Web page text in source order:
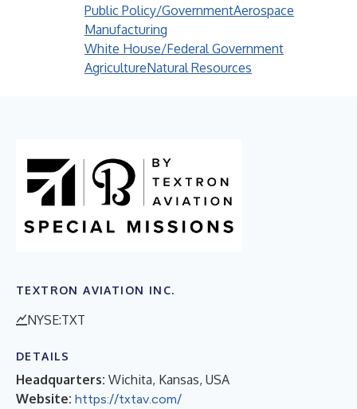
Public Policy/GovernmentAerospace
Manufacturing
White House/Federal Government
AgricultureNatural Resources
TEXTRON AVIATION INC.
NYSE:TXT
DETAILS
Headquarters: Wichita, Kansas, USA
Website: https://txtav.com/